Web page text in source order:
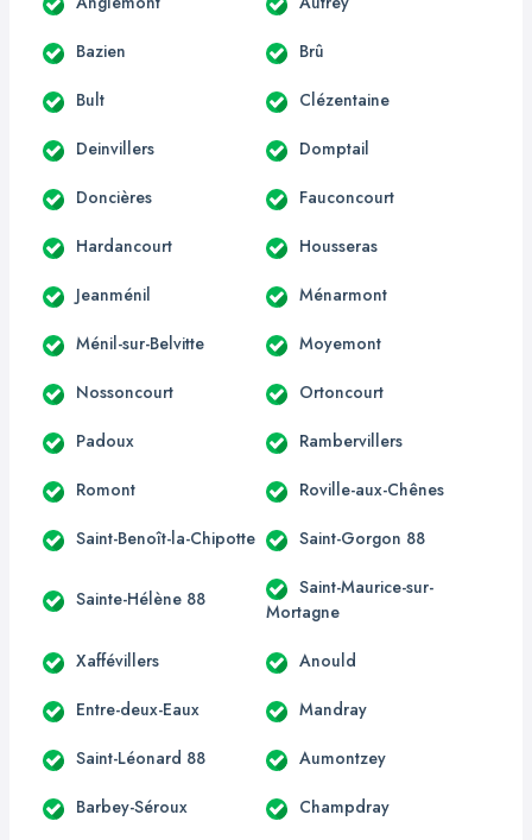
Bazien Brû
Bult Clézentaine
Deinvillers Domptail
Doncières Fauconcourt
Hardancourt Housseras
Jeanménil Ménarmont
Ménil-sur-Belvitte Moyemont
Nossoncourt Ortoncourt
Padoux Rambervillers
Romont Roville-aux-Chênes
Saint-Benoît-la-Chipotte Saint-Gorgon 88
Sainte-Hélène 88
Saint-Maurice-sur-
Mortagne
Xaffévillers Anould
Entre-deux-Eaux Mandray
Saint-Léonard 88 Aumontzey
Barbey-Séroux Champdray